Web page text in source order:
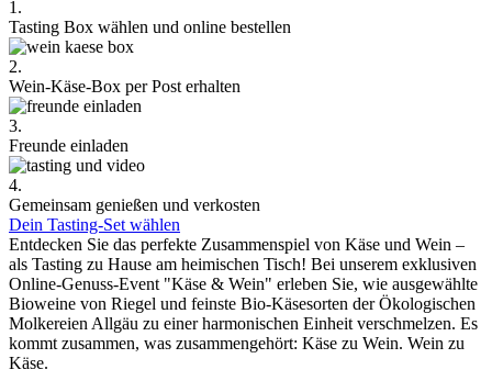
1.
Tasting Box wählen und online bestellen
2.
Wein-Käse-Box per Post erhalten
3.
Freunde einladen
4.
Gemeinsam genießen und verkosten
Dein Tasting-Set wählen
Entdecken Sie das perfekte Zusammenspiel von Käse und Wein –
als Tasting zu Hause am heimischen Tisch! Bei unserem exklusiven
Online-Genuss-Event "Käse & Wein" erleben Sie, wie ausgewählte
Bioweine von Riegel und feinste Bio-Käsesorten der Ökologischen
Molkereien Allgäu zu einer harmonischen Einheit verschmelzen. Es
kommt zusammen, was zusammengehört: Käse zu Wein. Wein zu
Käse.